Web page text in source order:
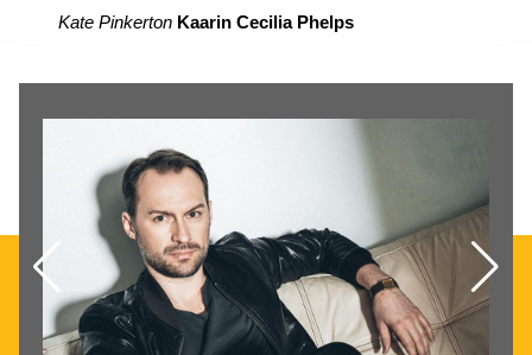
Kate Pinkerton Kaarin Cecilia Phelps